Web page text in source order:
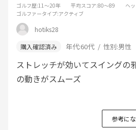
ゴルフ歴:11～20年 平均スコア:80～89 ヘ
ゴルファータイプ:アクティブ
hotiks28
年代:60代 性別:男性
ストレッチが効いてスイングの
の動きがスムーズ
参考に